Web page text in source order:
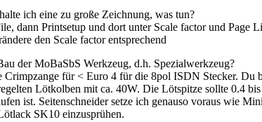
ich eine zu große Zeichnung, was tun?
dann Printsetup und dort unter Scale factor und
den Scale factor entsprechend
der MoBaSbS Werkzeug, d.h. Spezialwerkzeug?
Crimpzange für < Euro 4 für die 8pol ISDN Stecker.
Lötkolben mit ca. 40W. Die Lötspitze sollte 0.4
ist. Seitenschneider setze ich genauso voraus wie
SK10 einzusprühen.